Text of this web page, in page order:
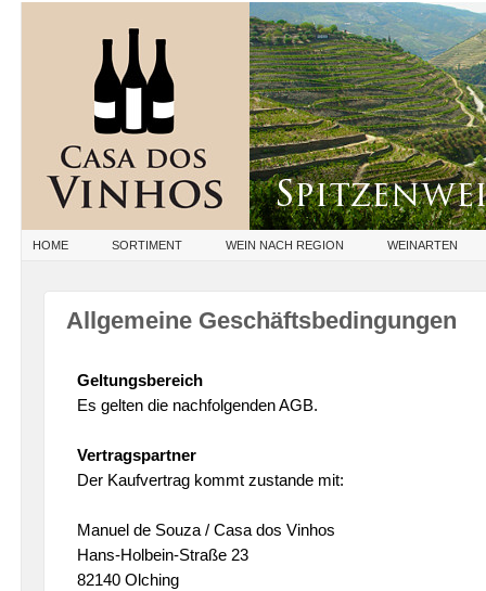
HOME SORTIMENT WEIN NACH REGION WEINARTEN
Allgemeine Geschäftsbedingungen
Geltungsbereich
Es gelten die nachfolgenden AGB.
Vertragspartner
Der Kaufvertrag kommt zustande mit:
Manuel de Souza / Casa dos Vinhos
Hans-Holbein-Straße 23
82140 Olching